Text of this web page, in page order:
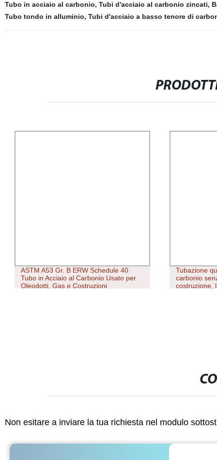
Tubo in acciaio al carbonio, Tubi d'acciaio al carbonio zincati,
Tubo tondo in alluminio, Tubi d'acciaio a basso tenore di
ASTM A53 Gr. B ERW Schedule 40
Tubo in Acciaio al Carbonio Usato per
Oleodotti, Gas e Costruzioni
Tubazione
carbonio
costruzione,
Non esitare a inviare la tua richiesta nel modulo